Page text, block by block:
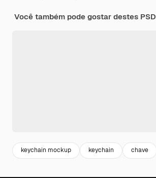
Você também pode gostar destes PSD
keychain mockup keychain chave